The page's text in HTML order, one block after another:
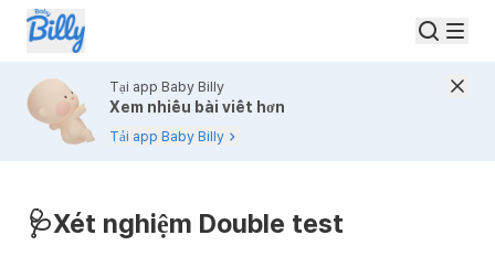
Tại app Baby Billy
Xem nhiều bài viết hơn
Tải app Baby Billy
🩺Xét nghiệm Double test